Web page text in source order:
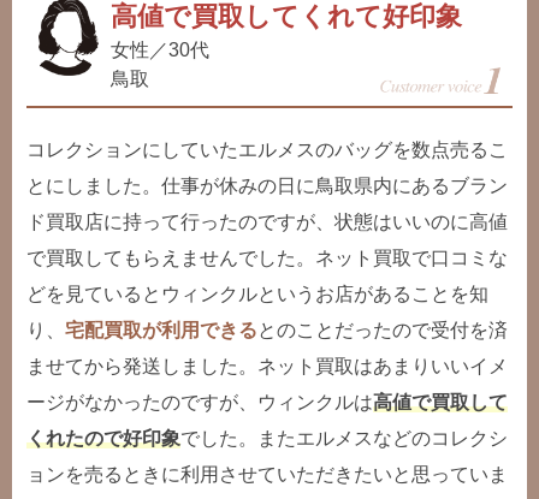
高値で買取してくれて好印象
女性／30代
鳥取
コレクションにしていたエルメスのバッグを数点売るこ
とにしました。仕事が休みの日に鳥取県内にあるブラン
ド買取店に持って行ったのですが、状態はいいのに高値
で買取してもらえませんでした。ネット買取で口コミな
どを見ているとウィンクルというお店があることを知
り、宅配買取が利用できるとのことだったので受付を済
ませてから発送しました。ネット買取はあまりいいイメ
ージがなかったのですが、ウィンクルは高値で買取して
くれたので好印象でした。またエルメスなどのコレクシ
ョンを売るときに利用させていただきたいと思っていま